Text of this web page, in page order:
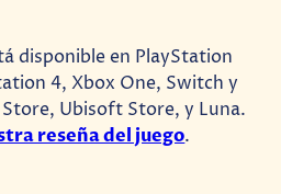
disponible en PlayStation
4, Xbox One, Switch y
Store, Ubisoft Store, y Luna.
reseña del juego.